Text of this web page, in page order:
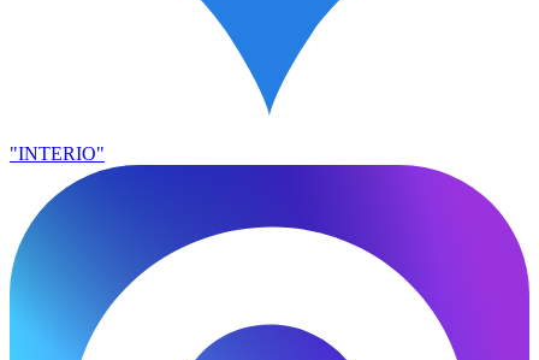
"INTERIO"